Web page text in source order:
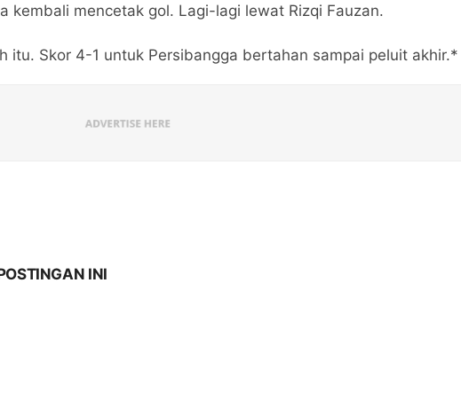
kembali mencetak gol. Lagi-lagi lewat Rizqi Fauzan.
itu. Skor 4-1 untuk Persibangga bertahan sampai peluit akhir.*
INI